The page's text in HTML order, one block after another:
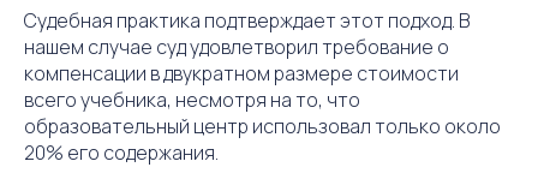
Судебная практика подтверждает этот подход. В
нашем случае суд удовлетворил требование о
компенсации в двукратном размере стоимости
всего учебника, несмотря на то, что
образовательный центр использовал только около
20% его содержания.